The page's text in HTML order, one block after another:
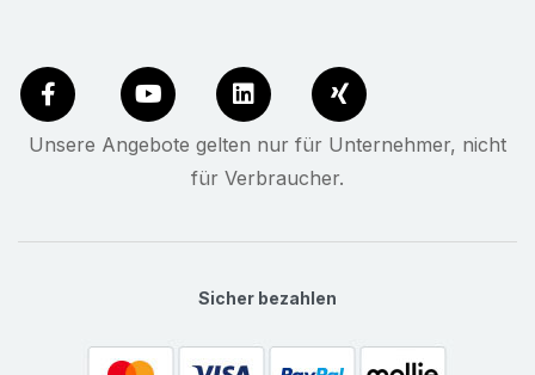
Unsere Angebote gelten nur für Unternehmer, nicht
für Verbraucher.
Sicher bezahlen